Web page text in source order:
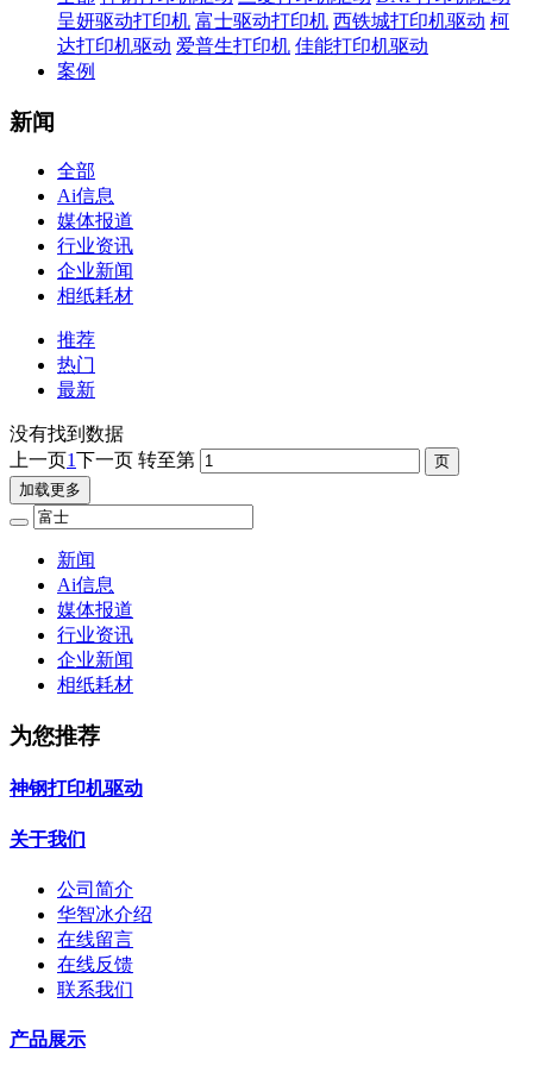
呈妍驱动打印机 富士驱动打印机 西铁城打印机驱动 柯
达打印机驱动 爱普生打印机 佳能打印机驱动
案例
新闻
全部
Ai信息
媒体报道
行业资讯
企业新闻
相纸耗材
推荐
热门
最新
没有找到数据
上一页1下一页 转至第
加载更多
新闻
Ai信息
媒体报道
行业资讯
企业新闻
相纸耗材
为您推荐
神钢打印机驱动
关于我们
公司简介
华智冰介绍
在线留言
在线反馈
联系我们
产品展示